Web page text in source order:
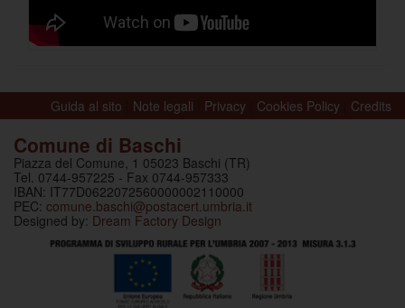
Guida al sito Note legali Privacy Cookies Policy Credits
Comune di Baschi
Piazza del Comune, 1 05023 Baschi (TR)
Tel. 0744-957225 - Fax 0744-957333
IBAN: IT77D0622072560000002110000
PEC: comune.baschi@postacert.umbria.it
Designed by: Dream Factory Design